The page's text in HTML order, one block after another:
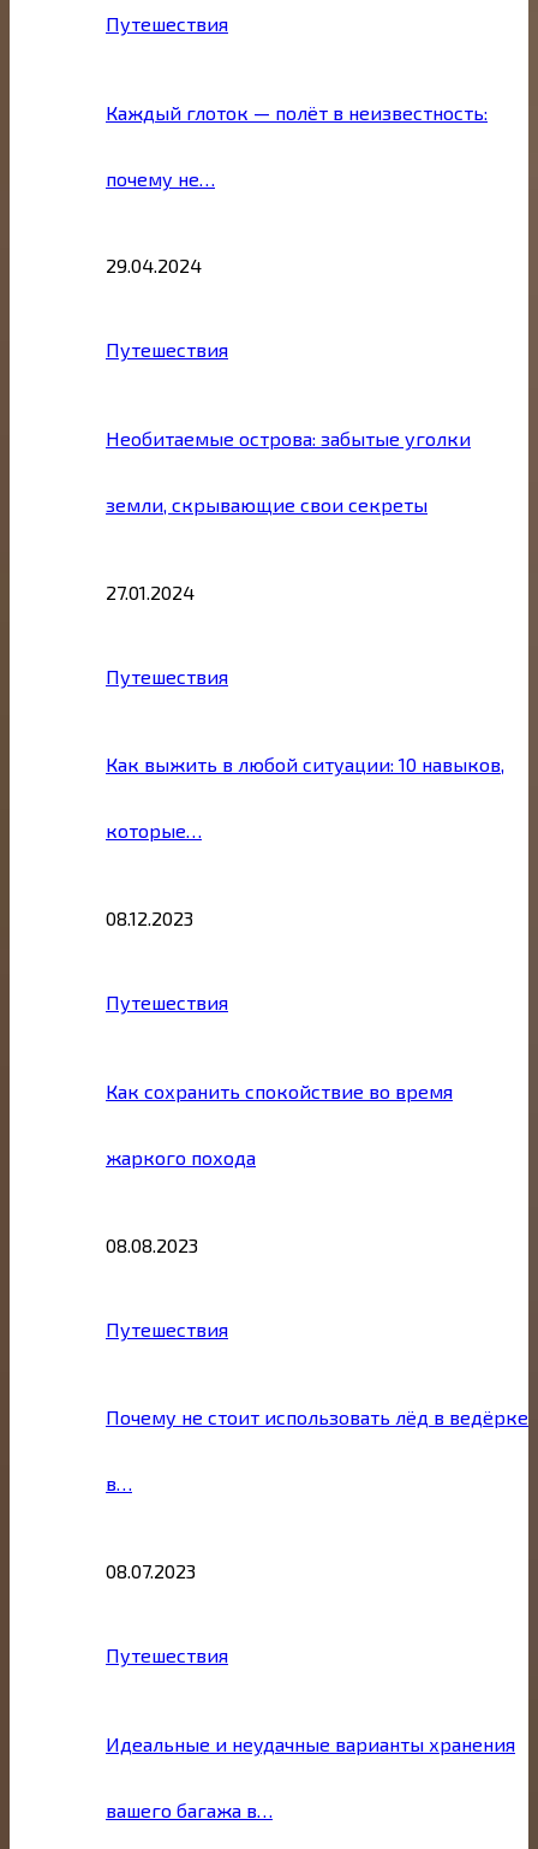
Путешествия
Каждый глоток — полёт в неизвестность:
почему не…
29.04.2024
Путешествия
Необитаемые острова: забытые уголки
земли, скрывающие свои секреты
27.01.2024
Путешествия
Как выжить в любой ситуации: 10 навыков,
которые…
08.12.2023
Путешествия
Как сохранить спокойствие во время
жаркого похода
08.08.2023
Путешествия
Почему не стоит использовать лёд в ведёрке
в…
08.07.2023
Путешествия
Идеальные и неудачные варианты хранения
вашего багажа в…